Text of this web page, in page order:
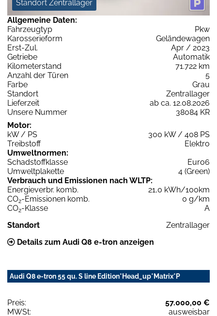
Standort Zentrallager
Allgemeine Daten:
Fahrzeugtyp
Pkw
Karosserieform
Geländewagen
Erst-Zul.
Apr / 2023
Getriebe
Automatik
Kilometerstand
71.722 km
Anzahl der Türen
5
Farbe
Grau
Standort
Zentrallager
Lieferzeit
ab ca. 12.08.2026
Unsere Nummer
38084 KR
Motor:
kW / PS
300 kW / 408 PS
Treibstoff
Elektro
Umweltnormen:
Schadstoffklasse
Euro6
Umweltplakette
4 (Green)
Verbrauch und Emissionen nach WLTP:
Energieverbr. komb.
21,0 kWh/100km
CO2-Emissionen komb.
0 g/km
CO2-Klasse
A
Standort
Zentrallager
Details zum Audi Q8 e-tron anzeigen
Audi Q8 e-tron 55 qu. S line Edition*Head_up*Matrix*P
Preis:
57.000,00 €
MWSt:
ausweisbar